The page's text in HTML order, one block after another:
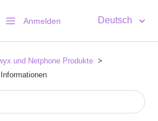
Anmelden Deutsch
und Netphone Produkte